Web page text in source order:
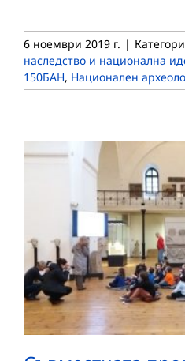
6 ноември 2019 г. |
наследство и национална
150БАН, Национален